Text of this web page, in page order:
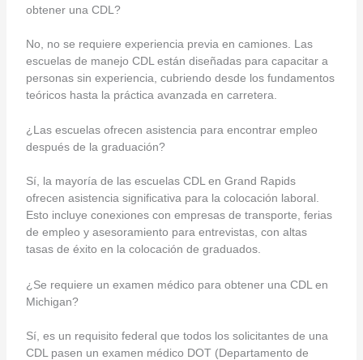
obtener una CDL?
No, no se requiere experiencia previa en camiones. Las
escuelas de manejo CDL están diseñadas para capacitar a
personas sin experiencia, cubriendo desde los fundamentos
teóricos hasta la práctica avanzada en carretera.
¿Las escuelas ofrecen asistencia para encontrar empleo
después de la graduación?
Sí, la mayoría de las escuelas CDL en Grand Rapids
ofrecen asistencia significativa para la colocación laboral.
Esto incluye conexiones con empresas de transporte, ferias
de empleo y asesoramiento para entrevistas, con altas
tasas de éxito en la colocación de graduados.
¿Se requiere un examen médico para obtener una CDL en
Michigan?
Sí, es un requisito federal que todos los solicitantes de una
CDL pasen un examen médico DOT (Departamento de